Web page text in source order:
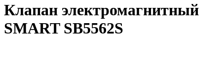
Клапан электромагнитный
SMART SB5562S